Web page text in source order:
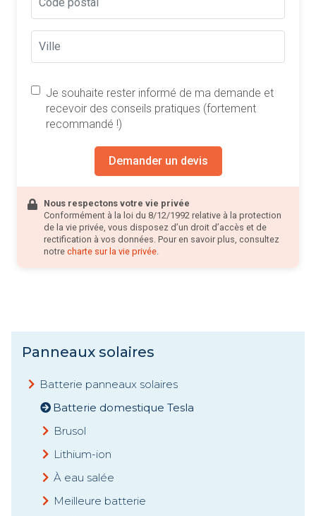
Je souhaite rester informé de ma demande et
recevoir des conseils pratiques (fortement
recommandé !)
Demander un devis
Nous respectons votre vie privée
Conformément à la loi du 8/12/1992 relative à la protection
de la vie privée, vous disposez d’un droit d’accès et de
rectification à vos données. Pour en savoir plus, consultez
notre charte sur la vie privée
Panneaux solaires
Batterie panneaux solaires
Batterie domestique Tesla
Brusol
Lithium-ion
À eau salée
Meilleure batterie